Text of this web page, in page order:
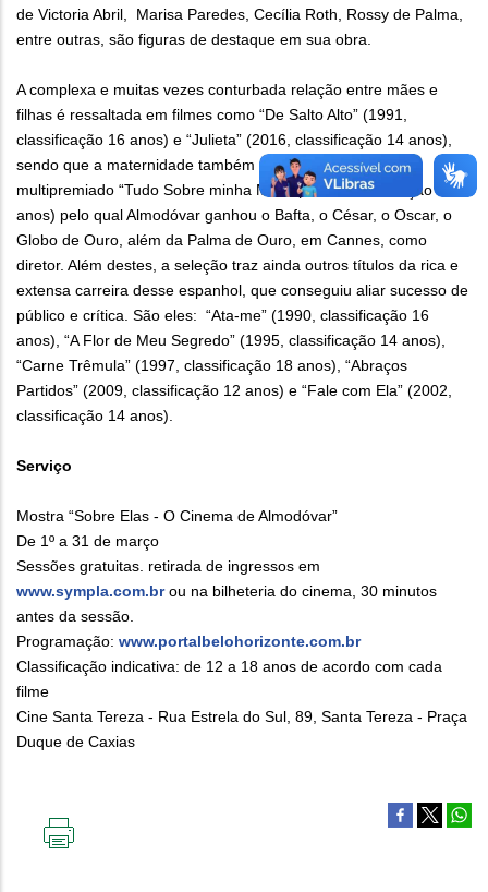
de Victoria Abril, Marisa Paredes, Cecília Roth, Rossy de Palma,
entre outras, são figuras de destaque em sua obra.
A complexa e muitas vezes conturbada relação entre mães e
filhas é ressaltada em filmes como “De Salto Alto” (1991,
classificação 16 anos) e “Julieta” (2016, classificação 14 anos),
sendo que a maternidade também é cenário para o
multipremiado “Tudo Sobre minha Mãe” (1999, classificação 14
anos) pelo qual Almodóvar ganhou o Bafta, o César, o Oscar, o
Globo de Ouro, além da Palma de Ouro, em Cannes, como
diretor. Além destes, a seleção traz ainda outros títulos da rica e
extensa carreira desse espanhol, que conseguiu aliar sucesso de
público e crítica. São eles: “Ata-me” (1990, classificação 16
anos), “A Flor de Meu Segredo” (1995, classificação 14 anos),
“Carne Trêmula” (1997, classificação 18 anos), “Abraços
Partidos” (2009, classificação 12 anos) e “Fale com Ela” (2002,
classificação 14 anos).
Serviço
Mostra “Sobre Elas - O Cinema de Almodóvar”
De 1º a 31 de março
Sessões gratuitas. retirada de ingressos em
www.sympla.com.brou na bilheteria do cinema, 30 minutos
antes da sessão.
Programação: www.portalbelohorizonte.com.br
Classificação indicativa: de 12 a 18 anos de acordo com cada
filme
Cine Santa Tereza - Rua Estrela do Sul, 89, Santa Tereza - Praça
Duque de Caxias